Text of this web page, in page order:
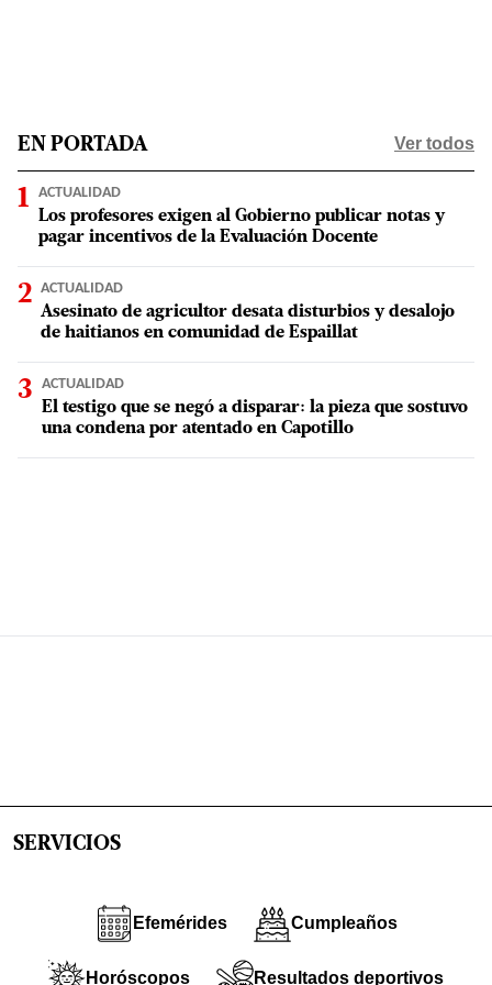
EN PORTADA Ver todos
ACTUALIDAD
Los profesores exigen al Gobierno publicar notas y
pagar incentivos de la Evaluación Docente
ACTUALIDAD
Asesinato de agricultor desata disturbios y desalojo
de haitianos en comunidad de Espaillat
ACTUALIDAD
El testigo que se negó a disparar: la pieza que sostuvo
una condena por atentado en Capotillo
SERVICIOS
Efemérides Cumpleaños
Horóscopos Resultados deportivos